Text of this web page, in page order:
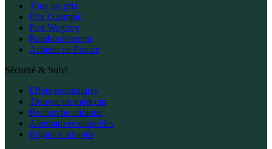
Tous les prix
Prix Ozempic
Prix Wegovy
Remboursement
Acheter en France
Sécurité & Suivi
Effets secondaires
Trouver un médecin
Recherche clinique
Alternatives naturelles
Régimes adaptés